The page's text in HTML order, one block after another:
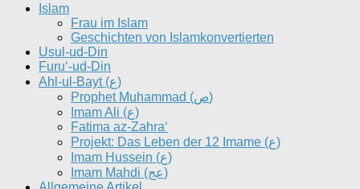
Islam
Frau im Islam
Geschichten von Islamkonvertierten
Usul-ud-Din
Furu‘-ud-Din
Ahl-ul-Bayt (ع)
Prophet Muhammad (ص)
Imam Ali (ع)
Fatima az-Zahra‘
Projekt: Das Leben der 12 Imame (ع)
Imam Hussein (ع)
Imam Mahdi (عج)